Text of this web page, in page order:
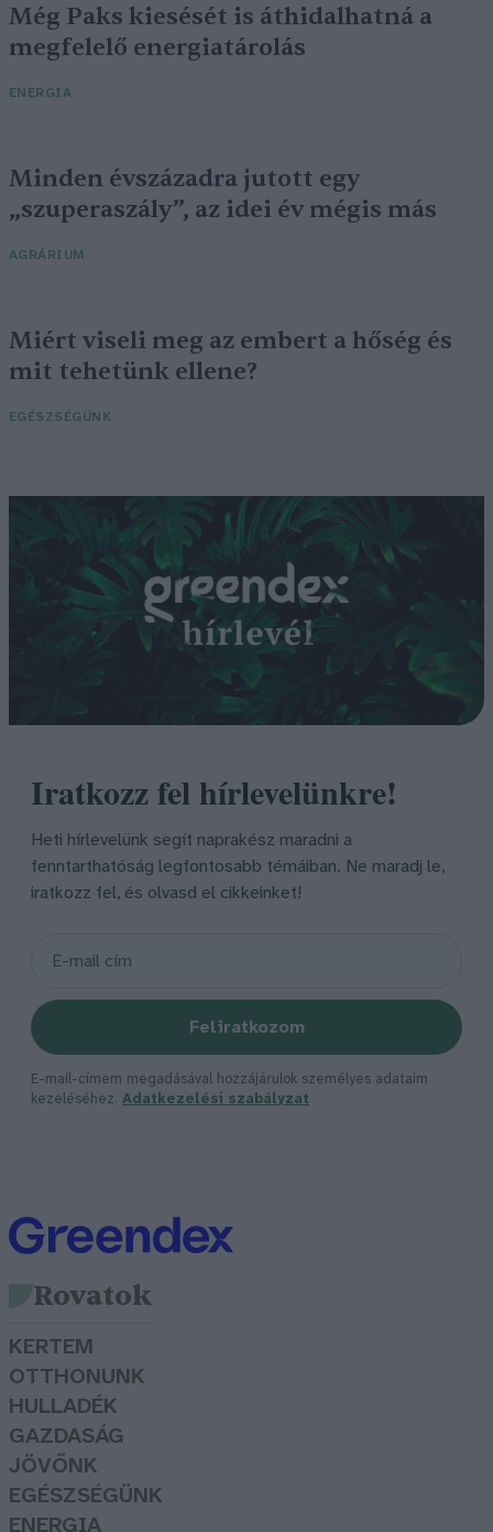
Még Paks kiesését is áthidalhatná a
megfelelő energiatárolás
ENERGIA
Minden évszázadra jutott egy
„szuperaszály”, az idei év mégis más
AGRÁRIUM
Miért viseli meg az embert a hőség és
mit tehetünk ellene?
EGÉSZSÉGÜNK
Iratkozz fel hírlevelünkre!
Heti hírlevelünk segít naprakész maradni a
fenntarthatóság legfontosabb témáiban. Ne maradj le,
iratkozz fel, és olvasd el cikkeinket!
Feliratkozom
E-mail-címem megadásával hozzájárulok személyes adataim
kezeléséhez. Adatkezelési szabályzat
Rovatok
KERTEM
OTTHONUNK
HULLADÉK
GAZDASÁG
JÖVŐNK
EGÉSZSÉGÜNK
ENERGIA